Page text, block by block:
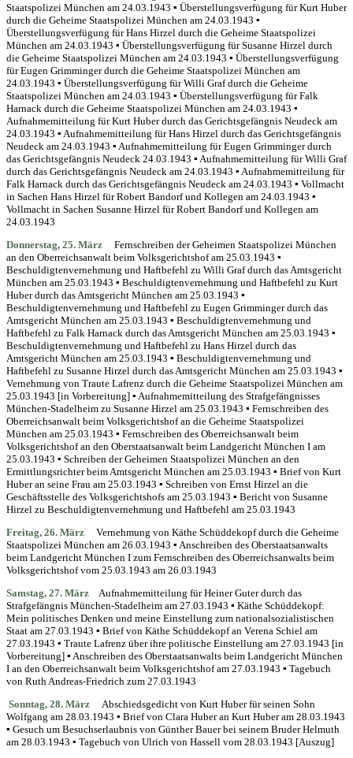
Staatspolizei München am 24.03.1943 ▪ Überstellungsverfügung für Kurt Huber
durch die Geheime Staatspolizei München am 24.03.1943 ▪
Überstellungsverfügung für Hans Hirzel durch die Geheime Staatspolizei
München am 24.03.1943 ▪ Überstellungsverfügung für Susanne Hirzel durch
die Geheime Staatspolizei München am 24.03.1943 ▪ Überstellungsverfügung
für Eugen Grimminger durch die Geheime Staatspolizei München am
24.03.1943 ▪ Überstellungsverfügung für Willi Graf durch die Geheime
Staatspolizei München am 24.03.1943 ▪ Überstellungsverfügung für Falk
Harnack durch die Geheime Staatspolizei München am 24.03.1943 ▪
Aufnahmemitteilung für Kurt Huber durch das Gerichtsgefängnis Neudeck am
24.03.1943 ▪ Aufnahmemitteilung für Hans Hirzel durch das Gerichtsgefängnis
Neudeck am 24.03.1943 ▪ Aufnahmemitteilung für Eugen Grimminger durch
das Gerichtsgefängnis Neudeck 24.03.1943 ▪ Aufnahmemitteilung für Willi Graf
durch das Gerichtsgefängnis Neudeck am 24.03.1943 ▪ Aufnahmemitteilung für
Falk Harnack durch das Gerichtsgefängnis Neudeck am 24.03.1943 ▪ Vollmacht
in Sachen Hans Hirzel für Robert Bandorf und Kollegen am 24.03.1943 ▪
Vollmacht in Sachen Susanne Hirzel für Robert Bandorf und Kollegen am
24.03.1943
Donnerstag, 25. März Fernschreiben der Geheimen Staatspolizei München
an den Oberreichsanwalt beim Volksgerichtshof am 25.03.1943 ▪
Beschuldigtenvernehmung und Haftbefehl zu Willi Graf durch das Amtsgericht
München am 25.03.1943 ▪ Beschuldigtenvernehmung und Haftbefehl zu Kurt
Huber durch das Amtsgericht München am 25.03.1943 ▪
Beschuldigtenvernehmung und Haftbefehl zu Eugen Grimminger durch das
Amtsgericht München am 25.03.1943 ▪ Beschuldigtenvernehmung und
Haftbefehl zu Falk Harnack durch das Amtsgericht München am 25.03.1943 ▪
Beschuldigtenvernehmung und Haftbefehl zu Hans Hirzel durch das
Amtsgericht München am 25.03.1943 ▪ Beschuldigtenvernehmung und
Haftbefehl zu Susanne Hirzel durch das Amtsgericht München am 25.03.1943 ▪
Vernehmung von Traute Lafrenz durch die Geheime Staatspolizei München am
25.03.1943 [in Vorbereitung] ▪ Aufnahmemitteilung des Strafgefängnisses
München-Stadelheim zu Susanne Hirzel am 25.03.1943 ▪ Fernschreiben des
Oberreichsanwalt beim Volksgerichtshof an die Geheime Staatspolizei
München am 25.03.1943 ▪ Fernschreiben des Oberreichsanwalt beim
Volksgerichtshof an den Oberstaatsanwalt beim Landgericht München I am
25.03.1943 ▪ Schreiben der Geheimen Staatspolizei München an den
Ermittlungsrichter beim Amtsgericht München am 25.03.1943 ▪ Brief von Kurt
Huber an seine Frau am 25.03.1943 ▪ Schreiben von Ernst Hirzel an die
Geschäftsstelle des Volksgerichtshofs am 25.03.1943 ▪ Bericht von Susanne
Hirzel zu Beschuldigtenvernehmung und Haftbefehl am 25.03.1943
Freitag, 26. März Vernehmung von Käthe Schüddekopf durch die Geheime
Staatspolizei München am 26.03.1943 ▪ Anschreiben des Oberstaatsanwalts
beim Landgericht München I zum Fernschreiben des Oberreichsanwalts beim
Volksgerichtshof vom 25.03.1943 am 26.03.1943
Samstag, 27. März Aufnahmemitteilung für Heiner Guter durch das
Strafgefängnis München-Stadelheim am 27.03.1943 ▪ Käthe Schüddekopf:
Mein politisches Denken und meine Einstellung zum nationalsozialistischen
Staat am 27.03.1943 ▪ Brief von Käthe Schüddekopf an Verena Schiel am
27.03.1943 ▪ Traute Lafrenz über ihre politische Einstellung am 27.03.1943 [in
Vorbereitung] ▪ Anschreiben des Oberstaatsanwalts beim Landgericht München
I an den Oberreichsanwalt beim Volksgerichtshof am 27.03.1943 ▪ Tagebuch
von Ruth Andreas-Friedrich zum 27.03.1943
Sonntag, 28. März Abschiedsgedicht von Kurt Huber für seinen Sohn
Wolfgang am 28.03.1943 ▪ Brief von Clara Huber an Kurt Huber am 28.03.1943
▪ Gesuch um Besuchserlaubnis von Günther Bauer bei seinem Bruder Helmuth
am 28.03.1943 ▪ Tagebuch von Ulrich von Hassell vom 28.03.1943 [Auszug]